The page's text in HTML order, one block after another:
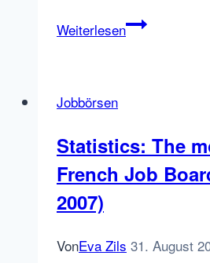
WeiterlesenGespräch
Jobbörsen
Statistics: The
French Job
2007)
VonEva Zils 31. August